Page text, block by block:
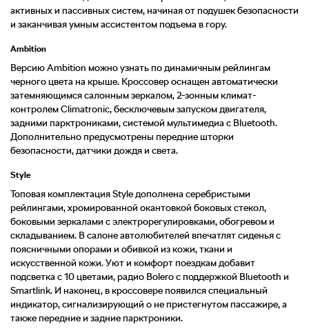
активных и пассивных систем, начиная от подушек безопасности
и заканчивая умным ассистентом подъема в гору.
Ambition
Версию Ambition можно узнать по динамичным рейлингам
черного цвета на крыше. Кроссовер оснащен автоматически
затемняющимся салонным зеркалом, 2-зонным климат-
контролем Climatronic, бесключевым запуском двигателя,
задними парктрониками, системой мультимедиа с Bluetooth.
Дополнительно предусмотрены передние шторки
безопасности, датчики дождя и света.
Style
Топовая комплектация Style дополнена серебристыми
рейлингами, хромированной окантовкой боковых стекол,
боковыми зеркалами с электрорегулировками, обогревом и
складыванием. В салоне автолюбителей впечатлят сиденья с
поясничными опорами и обивкой из кожи, ткани и
искусственной кожи. Уют и комфорт поездкам добавит
подсветка с 10 цветами, радио Bolero с поддержкой Bluetooth и
Smartlink. И наконец, в кроссовере появился специальный
индикатор, сигнализирующий о не пристегнутом пассажире, а
также передние и задние парктроники.